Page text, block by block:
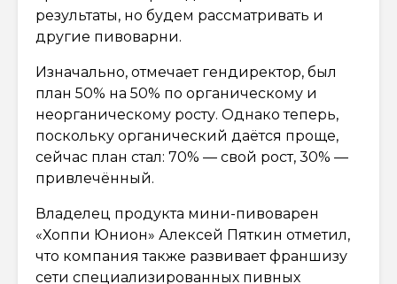
результаты, но будем рассматривать и
другие пивоварни.
Изначально, отмечает гендиректор, был
план 50% на 50% по органическому и
неорганическому росту. Однако теперь,
поскольку органический даётся проще,
сейчас план стал: 70% — свой рост, 30% —
привлечённый.
Владелец продукта мини-пивоварен
«Хоппи Юнион» Алексей Пяткин отметил,
что компания также развивает франшизу
сети специализированных пивных